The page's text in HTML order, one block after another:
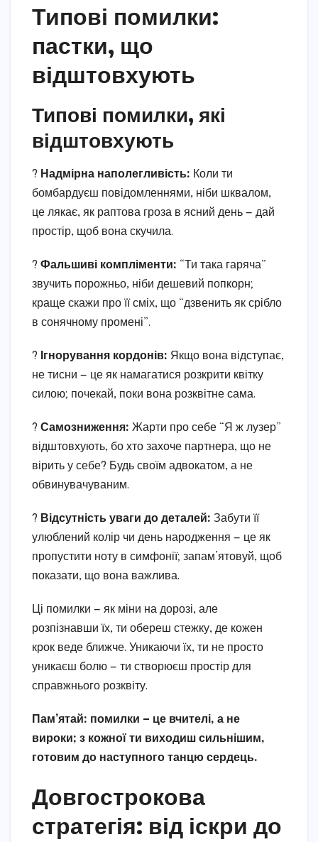
Типові помилки:
пастки, що
відштовхують
Типові помилки, які
відштовхують
?️ Надмірна наполегливість: Коли ти
бомбардуєш повідомленнями, ніби шквалом,
це лякає, як раптова гроза в ясний день — дай
простір, щоб вона скучила.
? Фальшиві компліменти: “Ти така гаряча”
звучить порожньо, ніби дешевий попкорн;
краще скажи про її сміх, що “дзвенить як срібло
в сонячному промені”.
? Ігнорування кордонів: Якщо вона відступає,
не тисни — це як намагатися розкрити квітку
силою; почекай, поки вона розквітне сама.
? Самозниження: Жарти про себе “Я ж лузер”
відштовхують, бо хто захоче партнера, що не
вірить у себе? Будь своїм адвокатом, а не
обвинувачуваним.
?️ Відсутність уваги до деталей: Забути її
улюблений колір чи день народження — це як
пропустити ноту в симфонії; запам’ятовуй, щоб
показати, що вона важлива.
Ці помилки — як міни на дорозі, але
розпізнавши їх, ти обереш стежку, де кожен
крок веде ближче. Уникаючи їх, ти не просто
уникаєш болю — ти створюєш простір для
справжнього розквіту.
Пам’ятай: помилки — це вчителі, а не
вироки; з кожної ти виходиш сильнішим,
готовим до наступного танцю сердець.
Довгострокова
стратегія: від іскри до